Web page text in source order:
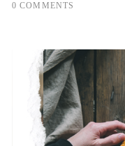
0 COMMENTS